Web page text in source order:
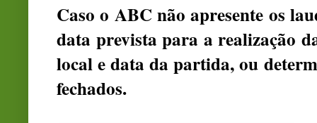
Caso o ABC não apresente os
data prevista para a realização
local e data da partida, ou
fechados.